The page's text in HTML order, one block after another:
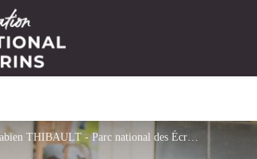
© Fabien THIBAULT - Parc national des Écrins